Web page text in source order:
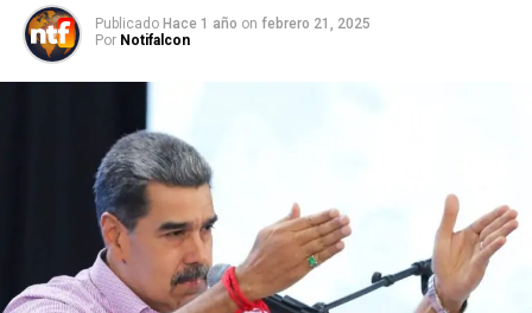
Publicado Hace 1 año on febrero 21, 2025
Por Notifalcon